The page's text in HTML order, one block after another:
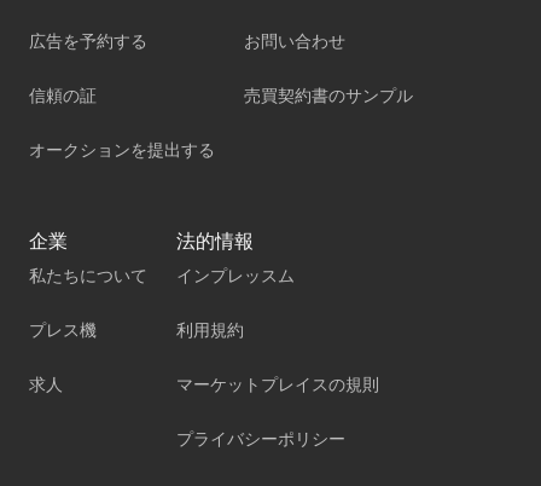
広告を予約する
信頼の証
オークションを提出する
お問い合わせ
売買契約書のサンプル
企業
私たちについて
プレス機
求人
法的情報
インプレッスム
利用規約
マーケットプレイスの規則
プライバシーポリシー